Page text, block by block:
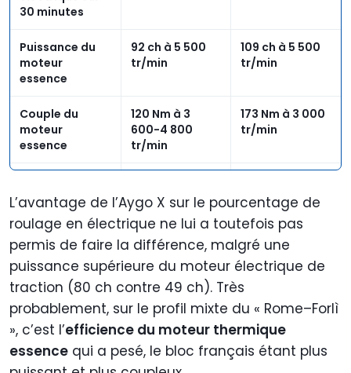
30 minutes
Puissance du
moteur
essence
92 ch à 5 500
tr/min
109 ch à 5 500
tr/min
Couple du
moteur
essence
120 Nm à 3
600-4 800
tr/min
173 Nm à 3 000
tr/min
(DIN sans
conducteur)
L’avantage de l’Aygo X sur le pourcentage de
roulage en électrique ne lui a toutefois pas
permis de faire la différence, malgré une
puissance supérieure du moteur électrique de
traction (80 ch contre 49 ch). Très
probablement, sur le profil mixte du « Rome–Forlì
», c’est l’efficience du moteur thermique
essence qui a pesé, le bloc français étant plus